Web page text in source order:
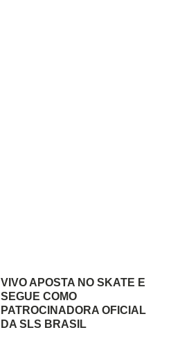
VIVO APOSTA NO SKATE E
SEGUE COMO
PATROCINADORA OFICIAL
DA SLS BRASIL